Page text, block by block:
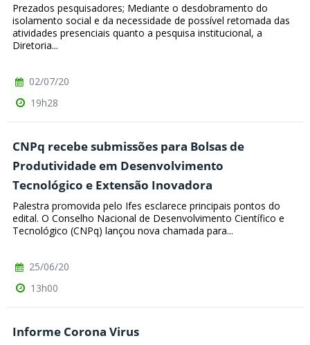
Prezados pesquisadores; Mediante o desdobramento do
isolamento social e da necessidade de possível retomada das
atividades presenciais quanto a pesquisa institucional, a
Diretoria...
02/07/20
19h28
CNPq recebe submissões para Bolsas de
Produtividade em Desenvolvimento
Tecnológico e Extensão Inovadora
Palestra promovida pelo Ifes esclarece principais pontos do
edital. O Conselho Nacional de Desenvolvimento Científico e
Tecnológico (CNPq) lançou nova chamada para...
25/06/20
13h00
Informe Corona Virus